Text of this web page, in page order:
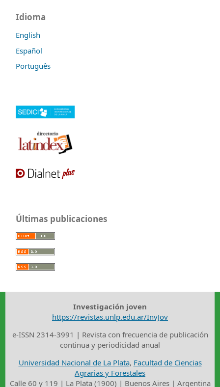
Idioma
English
Español
Português
Últimas publicaciones
Investigación joven
https://revistas.unlp.edu.ar/InvJov
e-ISSN 2314-3991 | Revista con frecuencia de publicación
continua y periodicidad anual
Universidad Nacional de La Plata, Facultad de Ciencias
Agrarias y Forestales
Calle 60 y 119 | La Plata (1900) | Buenos Aires | Argentina